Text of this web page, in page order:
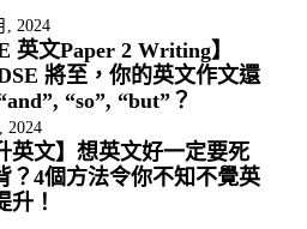
, 2024
英文Paper 2 Writing】
將至，你的英文作文還
“so”, “but”？
2024
英文】想英文好一定要死
？4個方法令你不知不覺英
升！